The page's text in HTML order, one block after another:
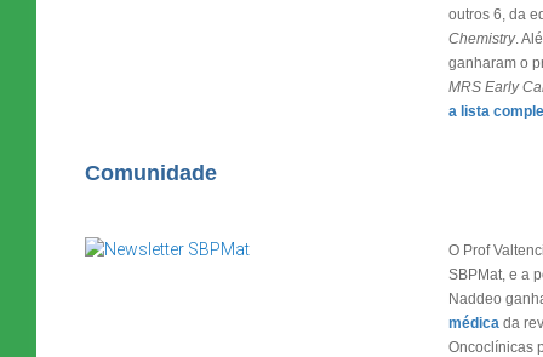
outros 6, da
Chemistry.
ganharam o
MRS Early
a lista
Comunidade
O Prof
SBPMat, e a
Naddeo
médica da
Oncoclínicas